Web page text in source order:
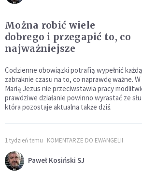
Można robić wiele
dobrego i przegapić to, co
najważniejsze
Codzienne obowiązki potrafią wypełnić
zabraknie czasu na to, co naprawdę ważne.
Marią Jezus nie przeciwstawia pracy
prawdziwe działanie powinno wyrastać ze
która pozostaje aktualna także dziś.
1 tydzień temu KOMENTARZE DO EWANGELII
Paweł Kosiński SJ